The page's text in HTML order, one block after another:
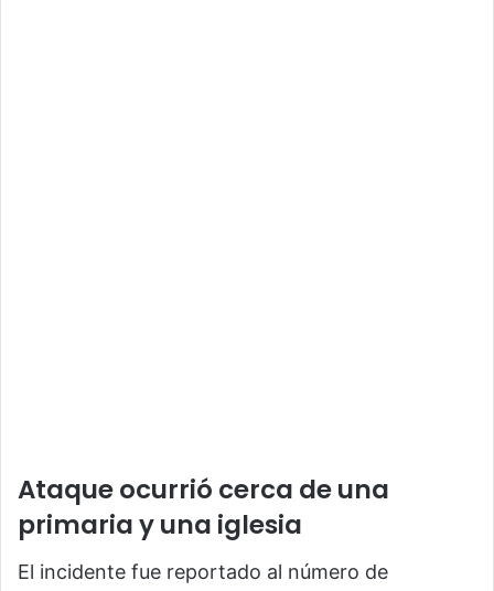
Ataque ocurrió cerca de una
primaria y una iglesia
El incidente fue reportado al número de